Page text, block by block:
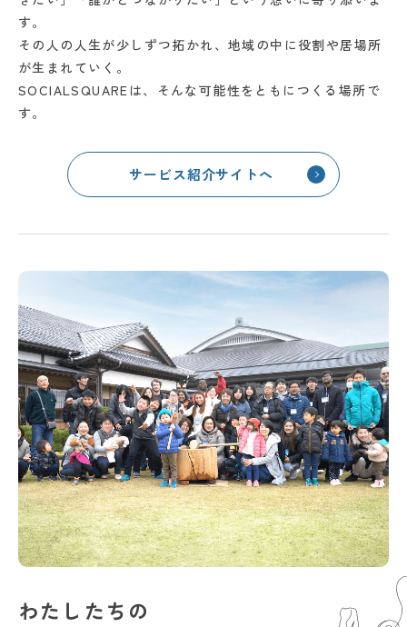
す。
その人の人生が少しずつ拓かれ、地域の中に役割や居場所
が生まれていく。
SOCIALSQUAREは、そんな可能性をともにつくる場所で
す。
サービス紹介サイトへ
わたしたちの